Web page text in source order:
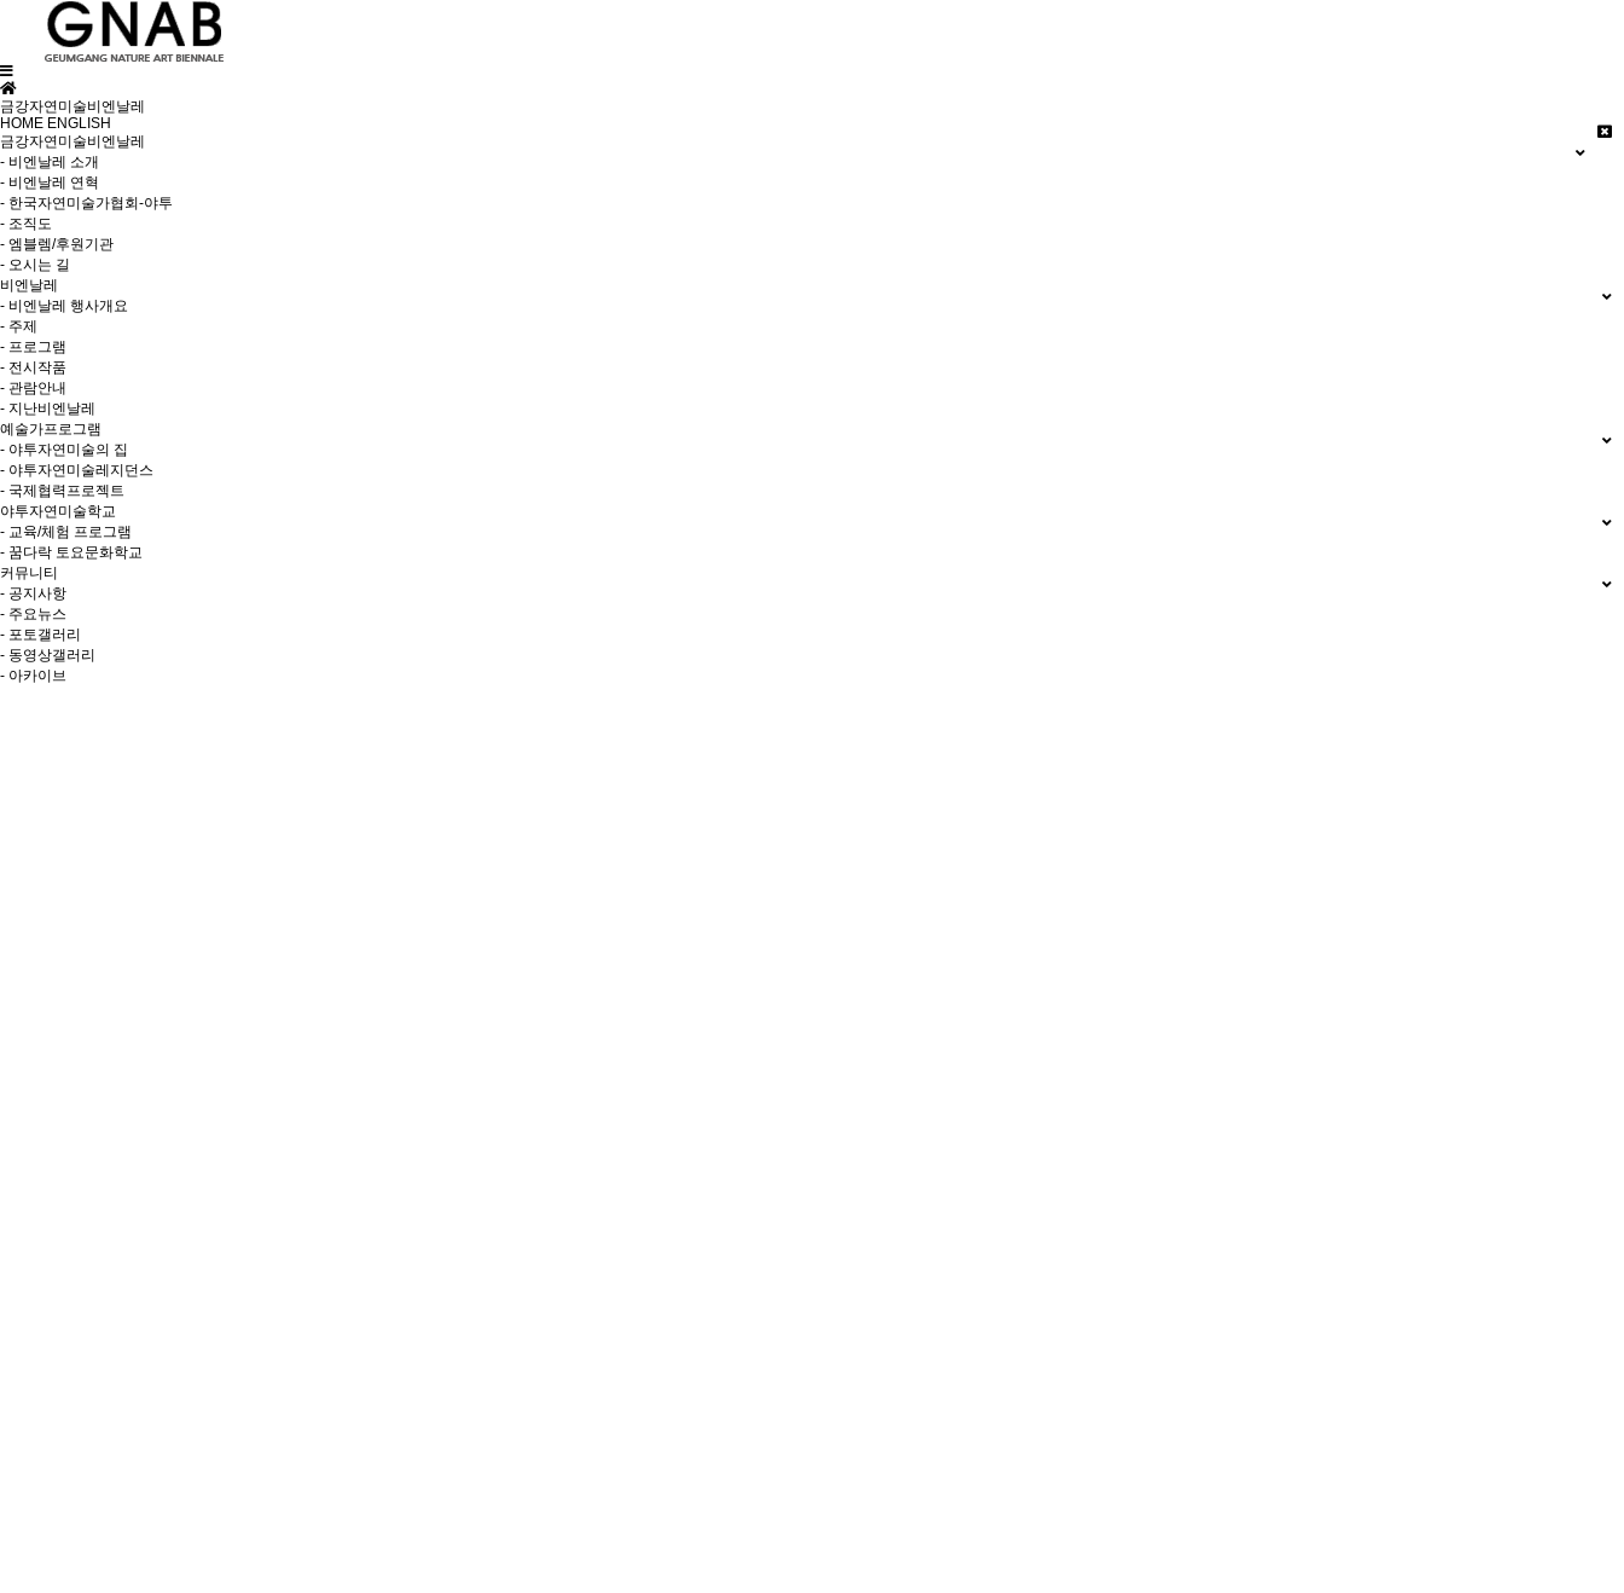
금강자연미술비엔날레
HOME ENGLISH
금강자연미술비엔날레
- 비엔날레 소개
- 비엔날레 연혁
- 한국자연미술가협회-야투
- 조직도
- 엠블렘/후원기관
- 오시는 길
비엔날레
- 비엔날레 행사개요
- 주제
- 프로그램
- 전시작품
- 관람안내
- 지난비엔날레
예술가프로그램
- 야투자연미술의 집
- 야투자연미술레지던스
- 국제협력프로젝트
야투자연미술학교
- 교육/체험 프로그램
- 꿈다락 토요문화학교
커뮤니티
- 공지사항
- 주요뉴스
- 포토갤러리
- 동영상갤러리
- 아카이브